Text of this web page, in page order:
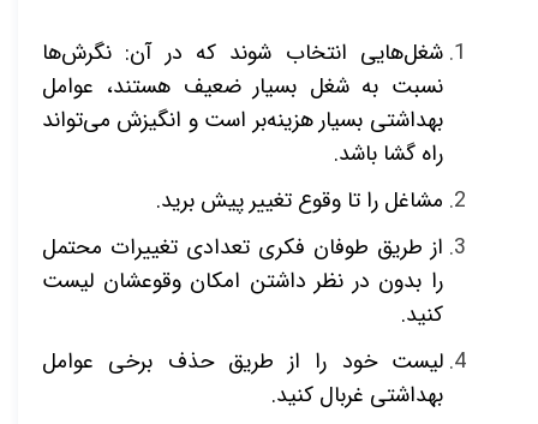
شغل­‌هایی انتخاب شوند که در آن: نگرش‌­ها
نسبت به شغل بسیار ضعیف هستند، عوامل
بهداشتی بسیار هزینه‌بر است و انگیزش می‌­تواند
راه گشا باشد.
مشاغل را تا وقوع تغییر پیش برید.
از طریق طوفان فکری تعدادی تغییرات محتمل
را بدون در نظر داشتن امکان وقوعشان لیست
کنید.
لیست خود را از طریق حذف برخی عوامل
بهداشتی غربال کنید.